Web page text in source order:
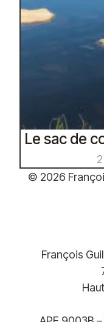
Le sac de
© 2026
François